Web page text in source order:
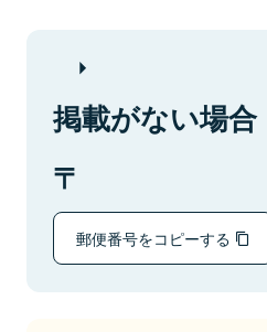
掲載がない場合
郵便番号をコピーする